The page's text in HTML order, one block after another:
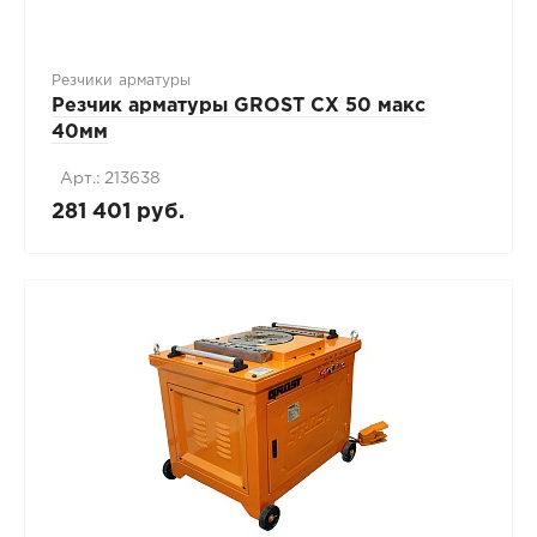
Резчики арматуры
Резчик арматуры GROST CX 50 макс
40мм
Арт.: 213638
281 401 руб.